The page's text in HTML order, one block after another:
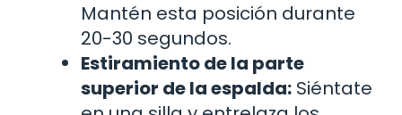
Mantén esta posición durante
20-30 segundos.
Estiramiento de la parte
superior de la espalda: Siéntate